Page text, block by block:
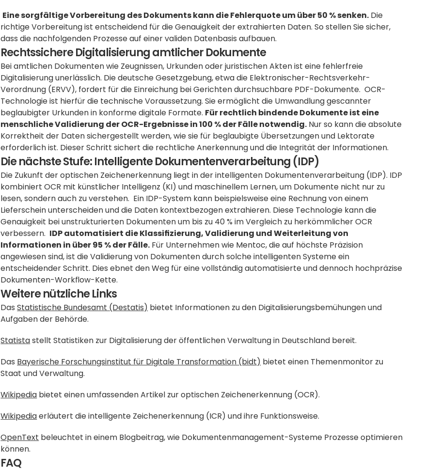
Eine sorgfältige Vorbereitung des Dokuments kann die Fehlerquote um über 50 % senken. Die
richtige Vorbereitung ist entscheidend für die Genauigkeit der extrahierten Daten. So stellen Sie sicher,
dass die nachfolgenden Prozesse auf einer validen Datenbasis aufbauen.
Rechtssichere Digitalisierung amtlicher Dokumente
Bei amtlichen Dokumenten wie Zeugnissen, Urkunden oder juristischen Akten ist eine fehlerfreie
Digitalisierung unerlässlich. Die deutsche Gesetzgebung, etwa die Elektronischer-Rechtsverkehr-
Verordnung (ERVV), fordert für die Einreichung bei Gerichten durchsuchbare PDF-Dokumente.  OCR-
Technologie ist hierfür die technische Voraussetzung. Sie ermöglicht die Umwandlung gescannter
beglaubigter Urkunden in konforme digitale Formate. Für rechtlich bindende Dokumente ist eine
menschliche Validierung der OCR-Ergebnisse in 100 % der Fälle notwendig. Nur so kann die absolute
Korrektheit der Daten sichergestellt werden, wie sie für beglaubigte Übersetzungen und Lektorate
erforderlich ist. Dieser Schritt sichert die rechtliche Anerkennung und die Integrität der Informationen.
Die nächste Stufe: Intelligente Dokumentenverarbeitung (IDP)
Die Zukunft der optischen Zeichenerkennung liegt in der intelligenten Dokumentenverarbeitung (IDP). IDP
kombiniert OCR mit künstlicher Intelligenz (KI) und maschinellem Lernen, um Dokumente nicht nur zu
lesen, sondern auch zu verstehen.  Ein IDP-System kann beispielsweise eine Rechnung von einem
Lieferschein unterscheiden und die Daten kontextbezogen extrahieren. Diese Technologie kann die
Genauigkeit bei unstrukturierten Dokumenten um bis zu 40 % im Vergleich zu herkömmlicher OCR
verbessern. IDP automatisiert die Klassifizierung, Validierung und Weiterleitung von
Informationen in über 95 % der Fälle. Für Unternehmen wie Mentoc, die auf höchste Präzision
angewiesen sind, ist die Validierung von Dokumenten durch solche intelligenten Systeme ein
entscheidender Schritt. Dies ebnet den Weg für eine vollständig automatisierte und dennoch hochpräzise
Dokumenten-Workflow-Kette.
Weitere nützliche Links
Das Statistische Bundesamt (Destatis) bietet Informationen zu den Digitalisierungsbemühungen und
Aufgaben der Behörde.
Statista stellt Statistiken zur Digitalisierung der öffentlichen Verwaltung in Deutschland bereit.
Das Bayerische Forschungsinstitut für Digitale Transformation (bidt) bietet einen Themenmonitor zu
Staat und Verwaltung.
Wikipedia bietet einen umfassenden Artikel zur optischen Zeichenerkennung (OCR).
Wikipedia erläutert die intelligente Zeichenerkennung (ICR) und ihre Funktionsweise.
OpenText beleuchtet in einem Blogbeitrag, wie Dokumentenmanagement-Systeme Prozesse optimieren
können.
FAQ